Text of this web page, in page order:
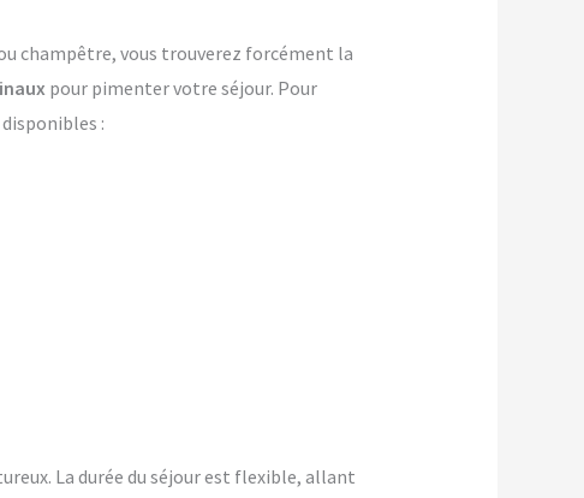
champêtre, vous trouverez forcément la
pour pimenter votre séjour. Pour
:
La durée du séjour est flexible, allant